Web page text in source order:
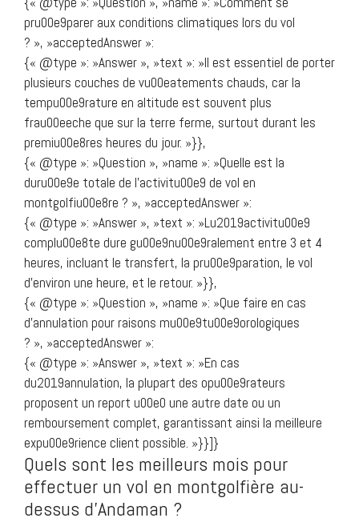
pru00e9parer aux conditions climatiques lors du vol
? », »acceptedAnswer »:
{« @type »: »Answer », »text »: »Il est essentiel de porter
plusieurs couches de vu00eatements chauds, car la
tempu00e9rature en altitude est souvent plus
frau00eeche que sur la terre ferme, surtout durant les
premiu00e8res heures du jour. »}},
{« @type »: »Question », »name »: »Quelle est la
duru00e9e totale de l’activitu00e9 de vol en
montgolfiu00e8re ? », »acceptedAnswer »:
{« @type »: »Answer », »text »: »Lu2019activitu00e9
complu00e8te dure gu00e9nu00e9ralement entre 3 et 4
heures, incluant le transfert, la pru00e9paration, le vol
d’environ une heure, et le retour. »}},
{« @type »: »Question », »name »: »Que faire en cas
d’annulation pour raisons mu00e9tu00e9orologiques
? », »acceptedAnswer »:
{« @type »: »Answer », »text »: »En cas
du2019annulation, la plupart des opu00e9rateurs
proposent un report u00e0 une autre date ou un
remboursement complet, garantissant ainsi la meilleure
expu00e9rience client possible. »}}]}
Quels sont les meilleurs mois pour
effectuer un vol en montgolfière au-
dessus d’Andaman ?